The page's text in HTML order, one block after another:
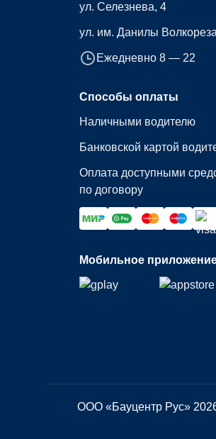
ул. Селезнева, 4
ул. им. Данилы
Ежедневно 8 — 22
Способы оплаты
Наличными водителю
Банковской картой
Оплата доступными
по договору
Мобильное
ООО «Бауцентр Рус»